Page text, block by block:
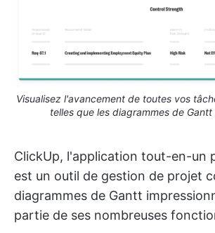
Visualisez l'avancement de toutes vos
telles que les diagrammes de
ClickUp, l'application tout-en-un
est un outil de gestion de projet
diagrammes de Gantt
partie de ses nombreuses